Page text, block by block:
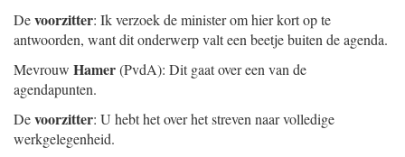
Devoorzitter: Ik verzoek de minister om hier kort op te
antwoorden, want dit onderwerp valt een beetje buiten de agenda.
Mevrouw Hamer(PvdA): Dit gaat over een van de
agendapunten.
Devoorzitter: U hebt het over het streven naar volledige
werkgelegenheid.